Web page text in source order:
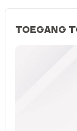
TOEGANG